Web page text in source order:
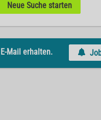
Neue Suche starten
Mail erhalten.